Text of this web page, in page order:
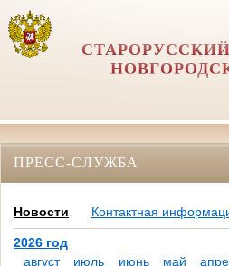
ПРЕСС-СЛУЖБА
Новости Контактная
2026 год
август
июль июнь май